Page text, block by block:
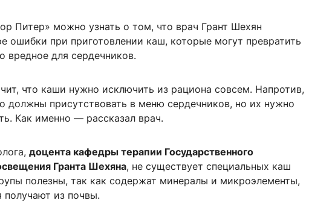
Питер» можно узнать о том, что врач Грант Шехян
ошибки при приготовлении каш, которые могут превратить
вредное для сердечников.
что каши нужно исключить из рациона совсем. Напротив,
должны присутствовать в меню сердечников, но их нужно
Как именно — рассказал врач.
доцента кафедры терапии Государственного
Гранта Шехяна, не существует специальных каш
полезны, так как содержат минералы и микроэлементы,
получают из почвы.